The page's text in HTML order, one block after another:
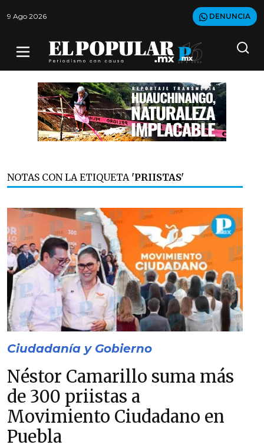
9 Ago 2026 DENUNCIA
NOTAS CON LA ETIQUETA 'PRIISTAS'
Ciudadanía y Gobierno
Néstor Camarillo suma más
de 300 priistas a
Movimiento Ciudadano en
Puebla